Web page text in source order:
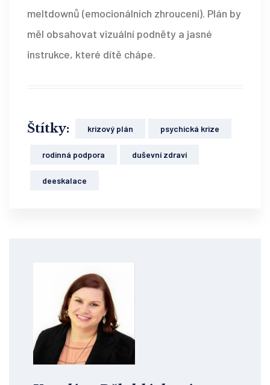
meltdownů (emocionálních zhroucení). Plán by
měl obsahovat vizuální podněty a jasné
instrukce, které dítě chápe.
Štítky: krizový plán psychická krize
rodinná podpora duševní zdraví
deeskalace